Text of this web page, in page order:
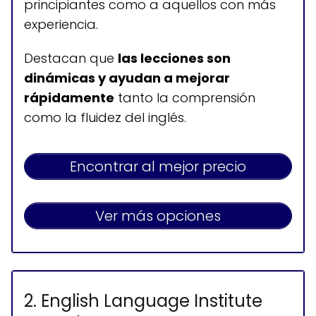
principiantes como a aquellos con más
experiencia.
Destacan que las lecciones son
dinámicas y ayudan a mejorar
rápidamente tanto la comprensión
como la fluidez del inglés.
Encontrar al mejor precio
Ver más opciones
2. English Language Institute